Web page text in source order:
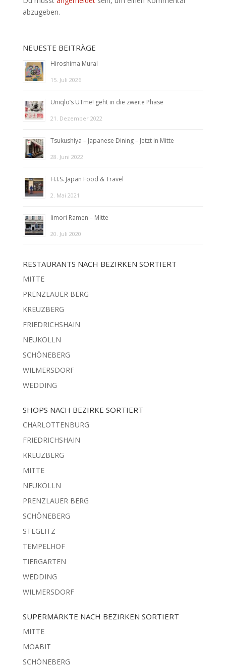
abzugeben.
NEUESTE BEITRÄGE
Hiroshima Mural
15. Juli 2026
Uniqlo’s UTme! geht in die zweite Phase
21. Dezember 2022
Tsukushiya – Japanese Dining – Jetzt in Mitte
28. Juni 2022
H.I.S. Japan Food & Travel
2. Mai 2021
Iimori Ramen – Mitte
20. Juli 2020
RESTAURANTS NACH BEZIRKEN SORTIERT
MITTE
PRENZLAUER BERG
KREUZBERG
FRIEDRICHSHAIN
NEUKÖLLN
SCHÖNEBERG
WILMERSDORF
WEDDING
SHOPS NACH BEZIRKE SORTIERT
CHARLOTTENBURG
FRIEDRICHSHAIN
KREUZBERG
MITTE
NEUKÖLLN
PRENZLAUER BERG
SCHÖNEBERG
STEGLITZ
TEMPELHOF
TIERGARTEN
WEDDING
WILMERSDORF
SUPERMÄRKTE NACH BEZIRKEN SORTIERT
MITTE
MOABIT
SCHÖNEBERG